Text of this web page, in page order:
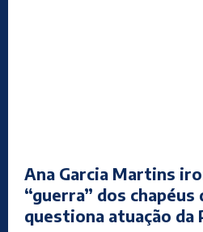
Ana Garcia Martins
“guerra” dos chapéus
questiona atuação da